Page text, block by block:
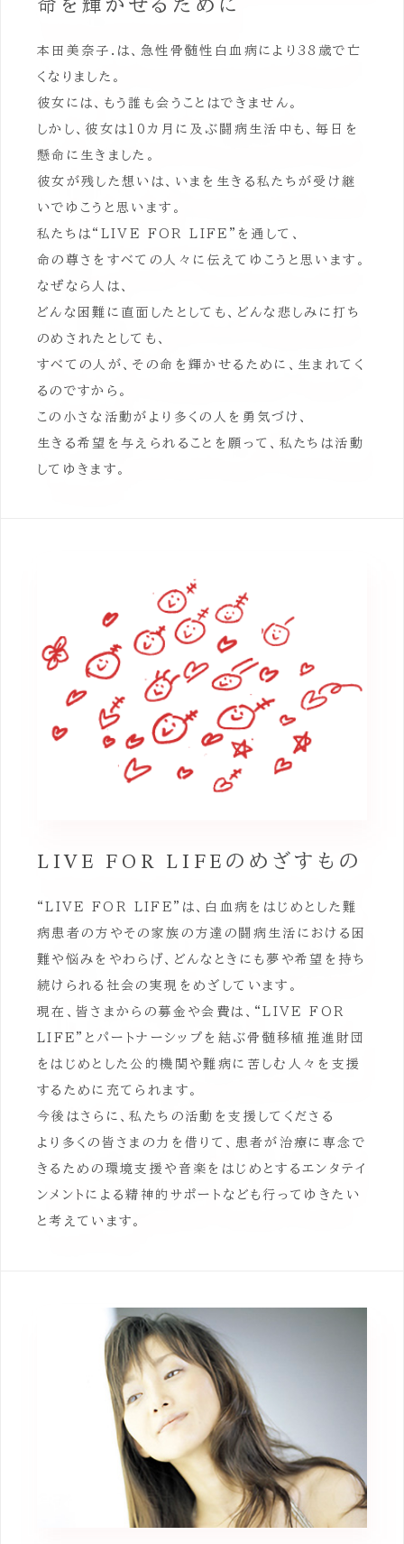
命を輝かせるために
本田美奈子.は、急性骨髄性白血病により38歳で亡
くなりました。
彼女には、もう誰も会うことはできません。
しかし、彼女は10カ月に及ぶ闘病生活中も、毎日を
懸命に生きました。
彼女が残した想いは、いまを生きる私たちが受け継
いでゆこうと思います。
私たちは“LIVE FOR LIFE”を通して、
命の尊さをすべての人々に伝えてゆこうと思います。
なぜなら人は、
どんな困難に直面したとしても、どんな悲しみに打ち
のめされたとしても、
すべての人が、その命を輝かせるために、生まれてく
るのですから。
この小さな活動がより多くの人を勇気づけ、
生きる希望を与えられることを願って、私たちは活動
してゆきます。
LIVE FOR LIFEのめざすもの
“LIVE FOR LIFE”は、白血病をはじめとした難
病患者の方やその家族の方達の闘病生活における困
難や悩みをやわらげ、どんなときにも夢や希望を持ち
続けられる社会の実現をめざしています。
現在、皆さまからの募金や会費は、“LIVE FOR
LIFE”とパートナーシップを結ぶ骨髄移植推進財団
をはじめとした公的機関や難病に苦しむ人々を支援
するために充てられます。
今後はさらに、私たちの活動を支援してくださる
より多くの皆さまの力を借りて、患者が治療に専念で
きるための環境支援や音楽をはじめとするエンタテイ
ンメントによる精神的サポートなども行ってゆきたい
と考えています。